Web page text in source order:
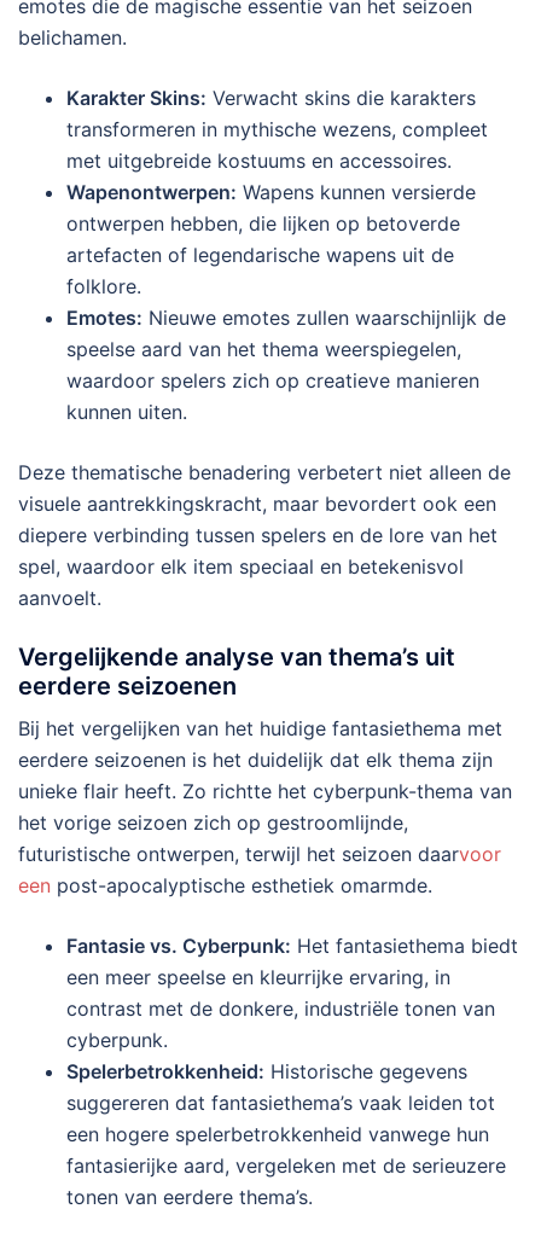
emotes die de magische essentie van het seizoen
belichamen.
Karakter Skins: Verwacht skins die karakters
transformeren in mythische wezens, compleet
met uitgebreide kostuums en accessoires.
Wapenontwerpen: Wapens kunnen versierde
ontwerpen hebben, die lijken op betoverde
artefacten of legendarische wapens uit de
folklore.
Emotes: Nieuwe emotes zullen waarschijnlijk de
speelse aard van het thema weerspiegelen,
waardoor spelers zich op creatieve manieren
kunnen uiten.
Deze thematische benadering verbetert niet alleen de
visuele aantrekkingskracht, maar bevordert ook een
diepere verbinding tussen spelers en de lore van het
spel, waardoor elk item speciaal en betekenisvol
aanvoelt.
Vergelijkende analyse van thema’s uit
eerdere seizoenen
Bij het vergelijken van het huidige fantasiethema met
eerdere seizoenen is het duidelijk dat elk thema zijn
unieke flair heeft. Zo richtte het cyberpunk-thema van
het vorige seizoen zich op gestroomlijnde,
futuristische ontwerpen, terwijl het seizoen daarvoor
een post-apocalyptische esthetiek omarmde.
Fantasie vs. Cyberpunk: Het fantasiethema biedt
een meer speelse en kleurrijke ervaring, in
contrast met de donkere, industriële tonen van
cyberpunk.
Spelerbetrokkenheid: Historische gegevens
suggereren dat fantasiethema’s vaak leiden tot
een hogere spelerbetrokkenheid vanwege hun
fantasierijke aard, vergeleken met de serieuzere
tonen van eerdere thema’s.